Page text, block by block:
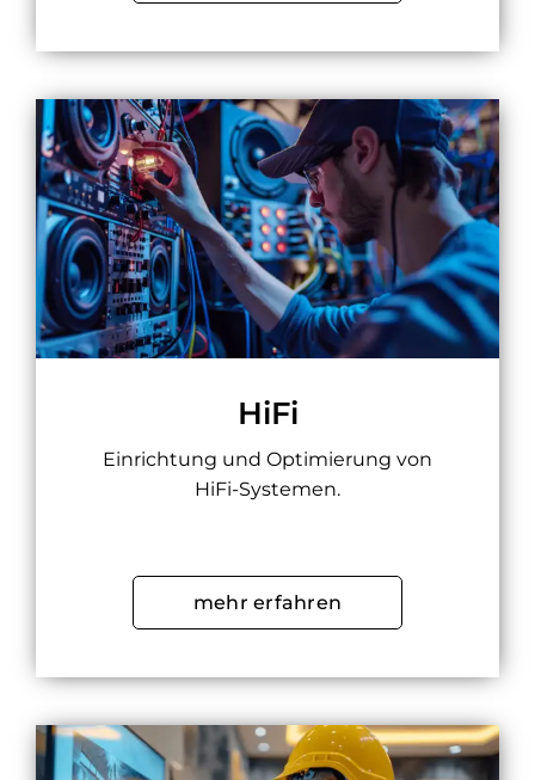
HiFi
Einrichtung und Optimierung von
HiFi-Systemen.
mehr erfahren